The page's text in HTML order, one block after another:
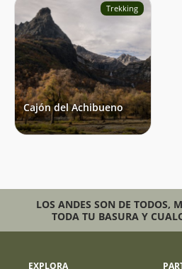
Trekking
Cajón del Achibueno
LOS ANDES SON DE TODOS,
TODA TU BASURA Y
EXPLORA